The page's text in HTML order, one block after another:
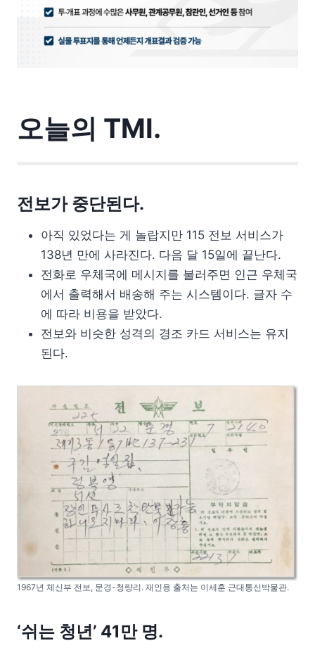
오늘의 TMI.
전보가 중단된다.
아직 있었다는 게 놀랍지만 115 전보 서비스가
138년 만에 사라진다. 다음 달 15일에 끝난다.
전화로 우체국에 메시지를 불러주면 인근 우체국
에서 출력해서 배송해 주는 시스템이다. 글자 수
에 따라 비용을 받았다.
전보와 비슷한 성격의 경조 카드 서비스는 유지
된다.
1967년 체신부 전보, 문경-청량리. 재인용 출처는 이세훈 근대통신박물관.
‘쉬는 청년’ 41만 명.